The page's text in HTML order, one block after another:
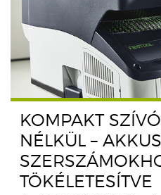
KOMPAKT
NÉLKÜL – AKKUS
TÖKÉLETESÍTVE